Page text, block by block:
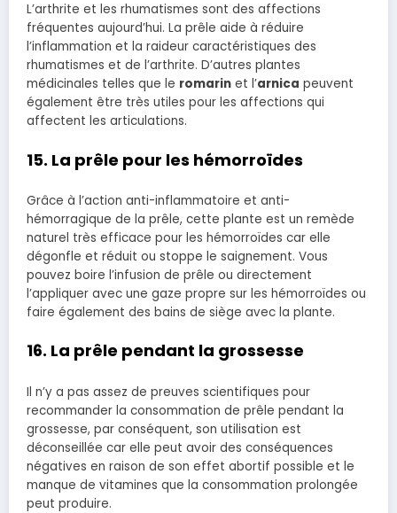
L’arthrite et les rhumatismes sont des affections
fréquentes aujourd’hui. La prêle aide à réduire
l’inflammation et la raideur caractéristiques des
rhumatismes et de l’arthrite. D’autres plantes
médicinales telles que le romarin et l’arnica peuvent
également être très utiles pour les affections qui
affectent les articulations.
15. La prêle pour les hémorroïdes
Grâce à l’action anti-inflammatoire et anti-
hémorragique de la prêle, cette plante est un remède
naturel très efficace pour les hémorroïdes car elle
dégonfle et réduit ou stoppe le saignement. Vous
pouvez boire l’infusion de prêle ou directement
l’appliquer avec une gaze propre sur les hémorroïdes ou
faire également des bains de siège avec la plante.
16. La prêle pendant la grossesse
Il n’y a pas assez de preuves scientifiques pour
recommander la consommation de prêle pendant la
grossesse, par conséquent, son utilisation est
déconseillée car elle peut avoir des conséquences
négatives en raison de son effet abortif possible et le
manque de vitamines que la consommation prolongée
peut produire.